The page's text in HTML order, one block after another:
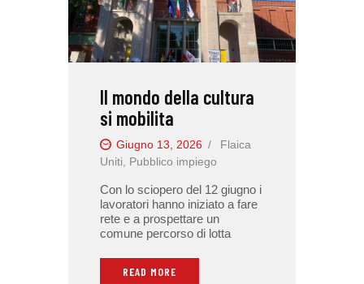
Il mondo della cultura
si mobilita
Giugno 13, 2026
Flaica
Uniti
Pubblico impiego
Con lo sciopero del 12 giugno i
lavoratori hanno iniziato a fare
rete e a prospettare un
comune percorso di lotta
READ MORE